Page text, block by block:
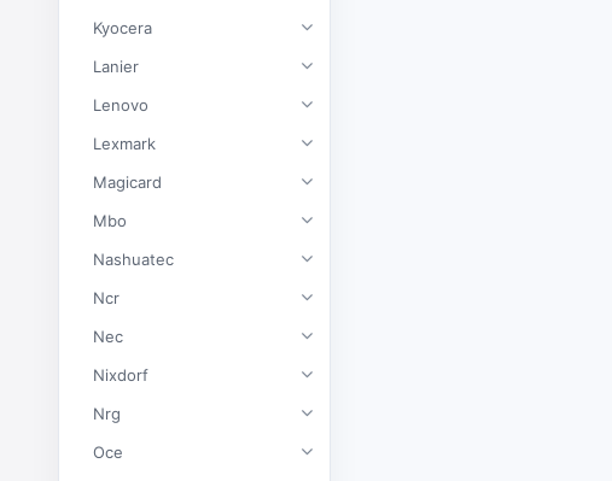
Kyocera
Lanier
Lenovo
Lexmark
Magicard
Mbo
Nashuatec
Ncr
Nec
Nixdorf
Nrg
Oce